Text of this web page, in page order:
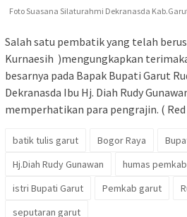
Foto Suasana Silaturahmi Dekranasda
Salah satu pembatik yang telah
Kurnaesih )mengungkapkan
besarnya pada Bapak Bupati Garut
Dekranasda Ibu Hj. Diah Rudy
memperhatikan para pengrajin. ( Red
batik tulis garut Bogor Raya
Hj.Diah Rudy Gunawan
humas
istri Bupati Garut
Pemkab garut
seputaran garut